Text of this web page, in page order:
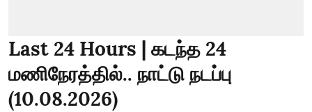
Last 24 Hours | கடந்த 24
மணிநேரத்தில்.. நாட்டு நடப்பு
(10.08.2026)